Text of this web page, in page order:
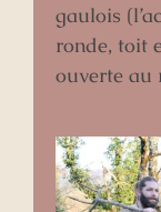
gaulois
ronde, toit
ouverte au